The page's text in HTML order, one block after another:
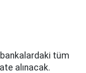
tüm
alınacak.